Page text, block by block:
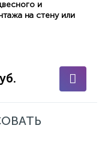
и
на стену или